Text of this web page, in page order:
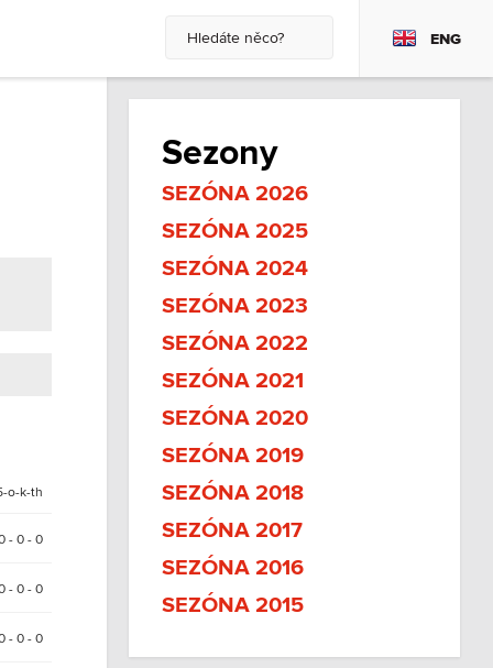
ENG
o-k-th
- 0 - 0
- 0 - 0
- 0 - 0
Sezony
SEZÓNA 2026
SEZÓNA 2025
SEZÓNA 2024
SEZÓNA 2023
SEZÓNA 2022
SEZÓNA 2021
SEZÓNA 2020
SEZÓNA 2019
SEZÓNA 2018
SEZÓNA 2017
SEZÓNA 2016
SEZÓNA 2015